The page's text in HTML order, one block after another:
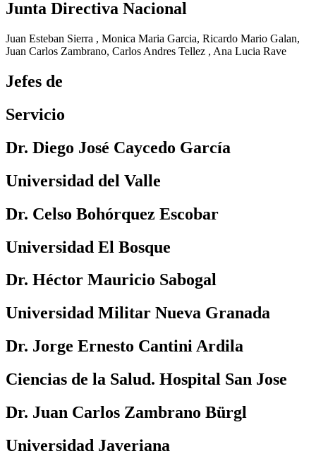
Junta Directiva Nacional
Juan Esteban Sierra , Monica Maria Garcia, Ricardo Mario Galan,
Juan Carlos Zambrano, Carlos Andres Tellez , Ana Lucia Rave
Jefes de
Servicio
Dr. Diego José Caycedo García
Universidad del Valle
Dr. Celso Bohórquez Escobar
Universidad El Bosque
Dr. Héctor Mauricio Sabogal
Universidad Militar Nueva Granada
Dr. Jorge Ernesto Cantini Ardila
Ciencias de la Salud. Hospital San Jose
Dr. Juan Carlos Zambrano Bürgl
Universidad Javeriana